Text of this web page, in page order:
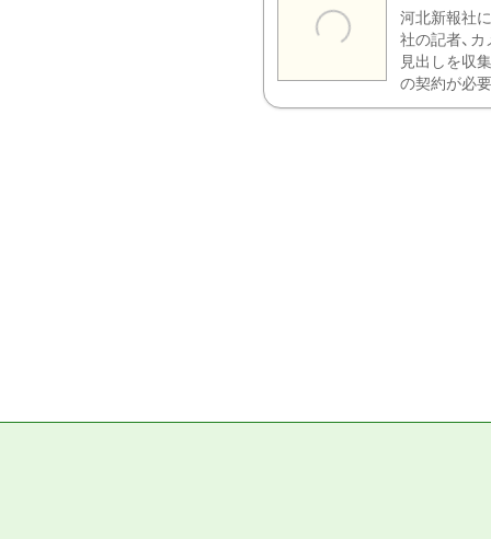
河北新報社
社の記者、
見出しを収
の契約が必要